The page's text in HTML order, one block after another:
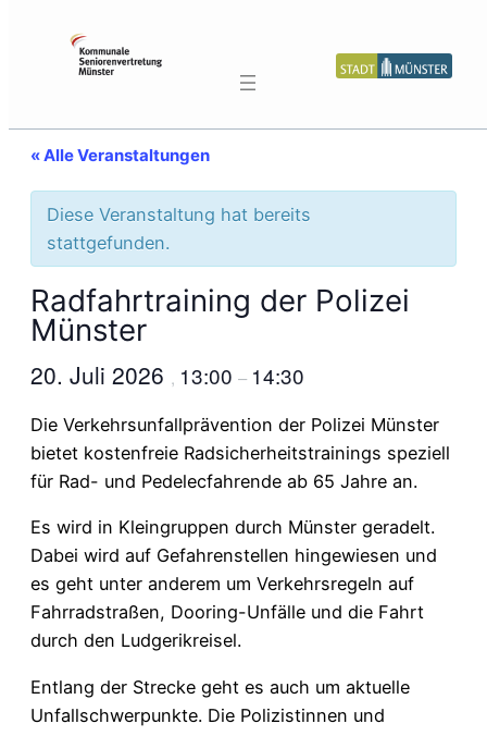
« Alle Veranstaltungen
Diese Veranstaltung hat bereits
stattgefunden.
Radfahrtraining der Polizei
Münster
20. Juli 2026 , 13:00 – 14:30
Die Verkehrsunfallprävention der Polizei Münster
bietet kostenfreie Radsicherheitstrainings speziell
für Rad- und Pedelecfahrende ab 65 Jahre an.
Es wird in Kleingruppen durch Münster geradelt.
Dabei wird auf Gefahrenstellen hingewiesen und
es geht unter anderem um Verkehrsregeln auf
Fahrradstraßen, Dooring-Unfälle und die Fahrt
durch den Ludgerikreisel.
Entlang der Strecke geht es auch um aktuelle
Unfallschwerpunkte. Die Polizistinnen und